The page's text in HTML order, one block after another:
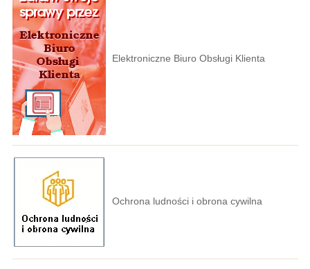
Elektroniczne Biuro Obsługi Klienta
Ochrona ludności i obrona cywilna